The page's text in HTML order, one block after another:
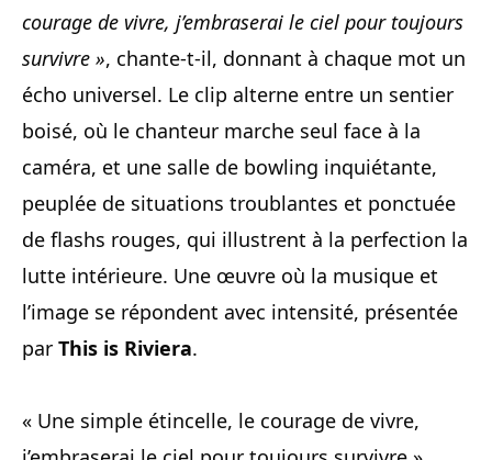
courage de vivre, j’embraserai le ciel pour toujours
survivre », chante-t-il, donnant à chaque mot un
écho universel. Le clip alterne entre un sentier
boisé, où le chanteur marche seul face à la
caméra, et une salle de bowling inquiétante,
peuplée de situations troublantes et ponctuée
de flashs rouges, qui illustrent à la perfection la
lutte intérieure. Une œuvre où la musique et
l’image se répondent avec intensité, présentée
par This is Riviera.
« Une simple étincelle, le courage de vivre,